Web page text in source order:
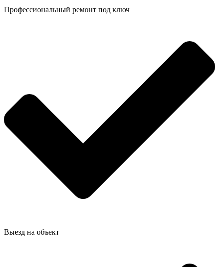
Профессиональный ремонт под ключ
Выезд на объект